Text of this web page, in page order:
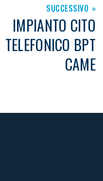
SUCCESSIVO
IMPIANTO CITO
TELEFONICO BPT
CAME